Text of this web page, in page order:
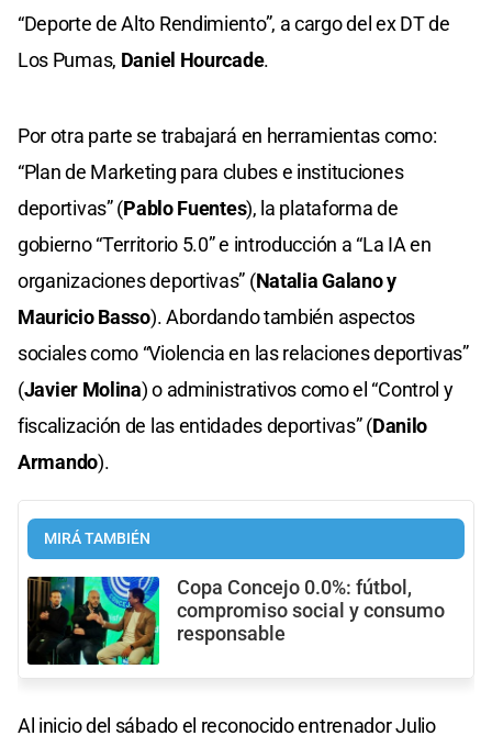
“Deporte de Alto Rendimiento”, a cargo del ex DT de
Los Pumas, Daniel Hourcade.
Por otra parte se trabajará en herramientas como:
“Plan de Marketing para clubes e instituciones
deportivas” (Pablo Fuentes), la plataforma de
gobierno “Territorio 5.0” e introducción a “La IA en
organizaciones deportivas” (Natalia Galano y
Mauricio Basso). Abordando también aspectos
sociales como “Violencia en las relaciones deportivas”
(Javier Molina) o administrativos como el “Control y
fiscalización de las entidades deportivas” (Danilo
Armando).
MIRÁ TAMBIÉN
Copa Concejo 0.0%: fútbol,
compromiso social y consumo
responsable
Al inicio del sábado el reconocido entrenador Julio